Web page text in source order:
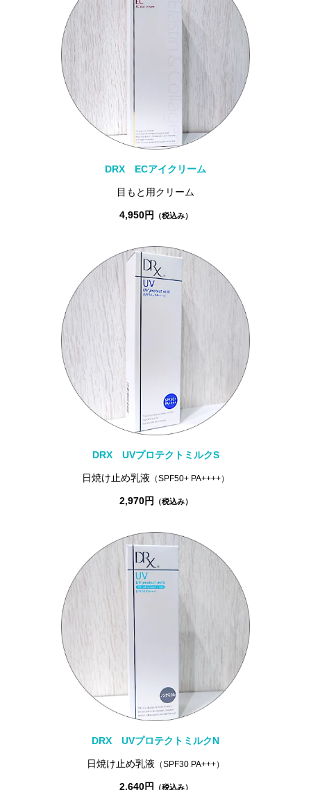
DRX ECアイクリーム
目もと用クリーム
4,950円 （税込み）
DRX UVプロテクトミルクS
日焼け止め乳液 （SPF50+ PA++++）
2,970円 （税込み）
DRX UVプロテクトミルクN
日焼け止め乳液 （SPF30 PA+++）
2,640円 （税込み）